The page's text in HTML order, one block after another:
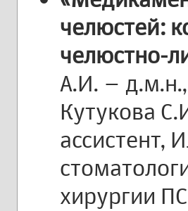
челюстей:
челюстно-
А.И. –
Кутукова
ассистент,
хирургии